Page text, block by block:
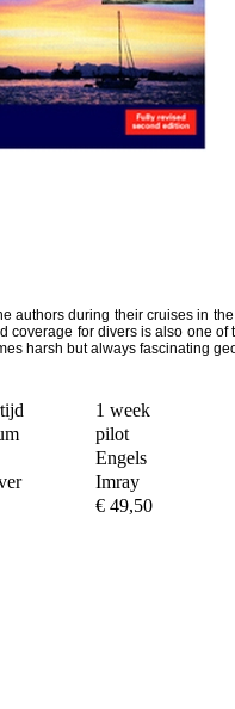
authors during their cruises in
for divers is also one
harsh but always fascinating
1 week
pilot
Engels
Imray
€ 49,50